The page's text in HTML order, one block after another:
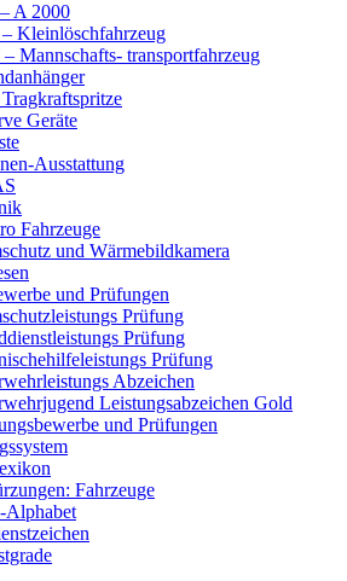
A 2000
Kleinlöschfahrzeug
Mannschafts- transportfahrzeug
Geräte
Ausstattung
Fahrzeuge
und Wärmebildkamera
und Prüfungen
Prüfung
Prüfung
Prüfung
Abzeichen
Leistungsabzeichen Gold
und Prüfungen
Fahrzeuge
Alphabet